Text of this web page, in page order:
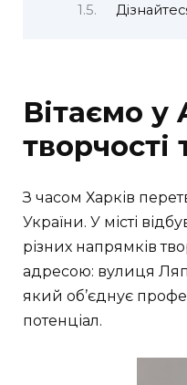
Вітаємо у
творчості
З часом Харків
України. У місті
різних напрямків
адресою: вулиця
який об’єднує
потенціал.